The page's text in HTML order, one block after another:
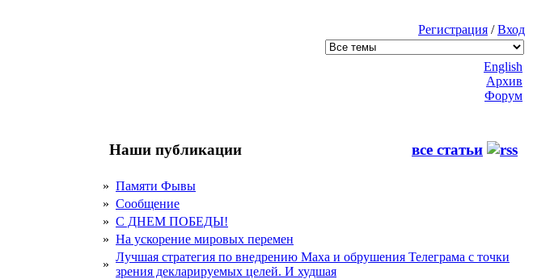
Регистрация /Вход
English
Архив
Форум
Наши публикации все статьи
» Памяти Фывы
» Сообщение
» С ДНЕМ ПОБЕДЫ!
» На ускорение мировых перемен
»
Лучшая стратегия по внедрению Маха и обрушения Телеграма с точки
зрения декларируемых целей. И худшая